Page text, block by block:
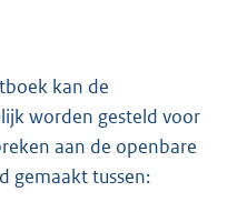
kan de
worden gesteld voor
aan de openbare
gemaakt tussen: